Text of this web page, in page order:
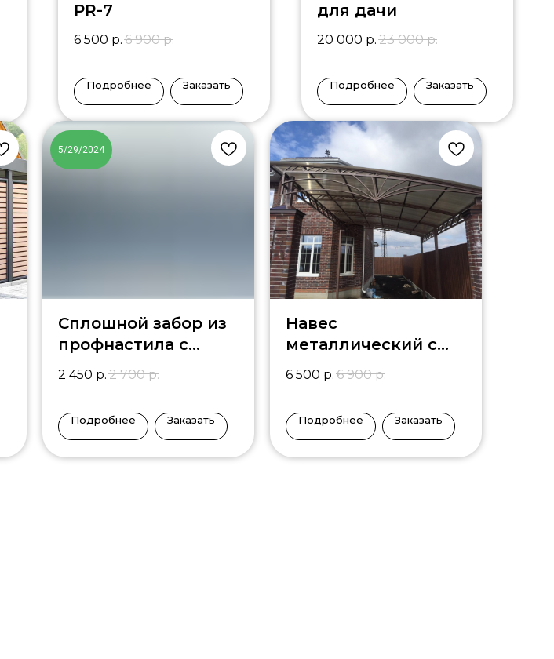
PR-7
6 500 р. 6 900 р.
Подробнее Заказать
для дачи
20 000 р. 23 000 р.
Подробнее Заказать
5/29/2024
Сплошной забор из
профнастила с
калиткой
2 450 р. 2 700 р.
Подробнее Заказать
Навес
металлический с
поликарбонатом
DM-3
6 500 р. 6 900 р.
Подробнее Заказать